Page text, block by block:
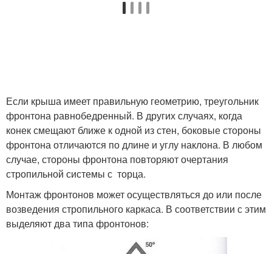
Если крыша имеет правильную геометрию, треугольник
фронтона равнобедренный. В других случаях, когда
конек смещают ближе к одной из стен, боковые стороны
фронтона отличаются по длине и углу наклона. В любом
случае, стороны фронтона повторяют очертания
стропильной системы с торца.
Монтаж фронтонов может осуществляться до или после
возведения стропильного каркаса. В соответствии с этим
выделяют два типа фронтонов: